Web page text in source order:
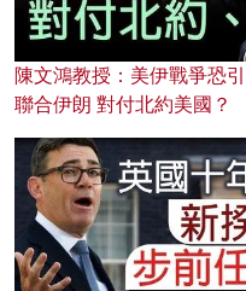
陳文鴻教授：美伊戰爭恐
聯合伊朗 對付北約美國？